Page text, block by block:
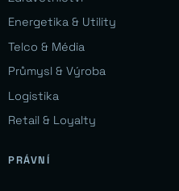
Energetika & Utility
Telco & Média
Průmysl & Výroba
Logistika
Retail & Loyalty
PRÁVNÍ